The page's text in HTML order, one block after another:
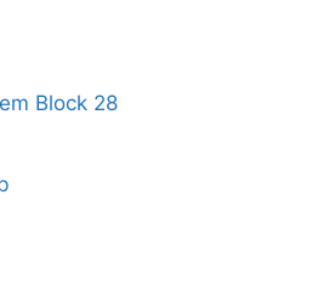
Block 28